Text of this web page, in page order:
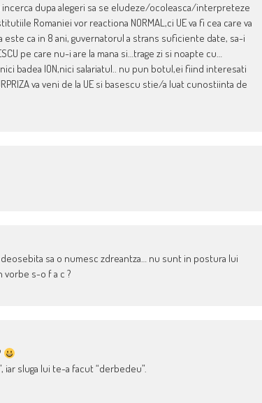
incerca dupa alegeri sa se eludeze/ocoleasca/interpreteze
Romaniei vor reactiona NORMAL,ci UE va fi cea care va
este ca in 8 ani, guvernatorul a strans suficiente date, sa-i
pe care nu-i are la mana si…trage zi si noapte cu…
badea ION,nici salariatul.. nu pun botul,ei fiind interesati
va veni de la UE si basescu stie/a luat cunostiinta de
sa o numesc zdreantza… nu sunt in postura lui
vorbe s-o f a c ?
sluga lui te-a facut “derbedeu”.